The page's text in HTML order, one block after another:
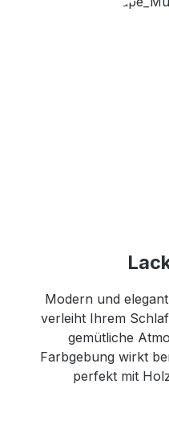
Modern und
verleiht Ihrem
gemütliche
Farbgebung wirkt
perfekt mit